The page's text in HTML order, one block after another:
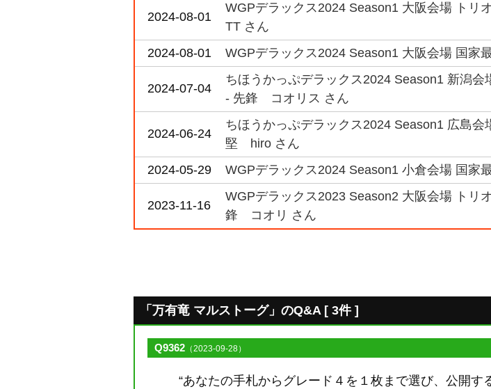
2024-08-01
WGPデラックス2024 Season1 大阪会場 ト
TT さん
2024-08-01
WGPデラックス2024 Season1 大阪会場 国家
2024-07-04
ちほうかっぷデラックス2024 Season1 新潟
- 先鋒 コオリス さん
2024-06-24
ちほうかっぷデラックス2024 Season1 広島
堅 hiro さん
2024-05-29
WGPデラックス2024 Season1 小倉会場 国家
2023-11-16
WGPデラックス2023 Season2 大阪会場 ト
鋒 コオリ さん
「万有竜 マルストーグ」のQ&A [ 3件 ]
Q9362 （2023-09-28）
“あなたの手札からグレード４を１枚まで選び、公開